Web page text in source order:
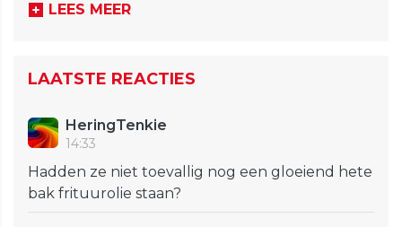
LEES MEER
LAATSTE REACTIES
HeringTenkie
14:33
Hadden ze niet toevallig nog een gloeiend hete
bak frituurolie staan?